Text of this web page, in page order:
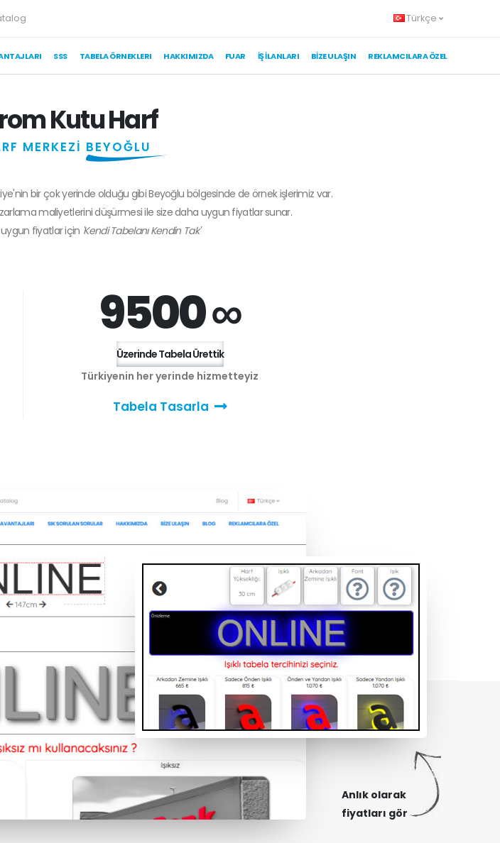
Türkçe
SSS TABELA ÖRNEKLERI HAKKIMIZDA FUAR İŞ İLANLARI BIZE ULAŞIN REKLAMCILARA ÖZEL
Kutu Harf
MERKEZİ BEYOĞLU
bir çok yerinde olduğu gibi Beyoğlu bölgesinde de örnek işlerimiz var.
maliyetlerini düşürmesi ile size daha uygun fiyatlar sunar.
fiyatlar için 'Kendi Tabelanı Kendin Tak'
9500 ∞
Üzerinde Tabela Ürettik
Türkiyenin her yerinde hizmetteyiz
Tabela Tasarla
Anlık olarak
fiyatları gör